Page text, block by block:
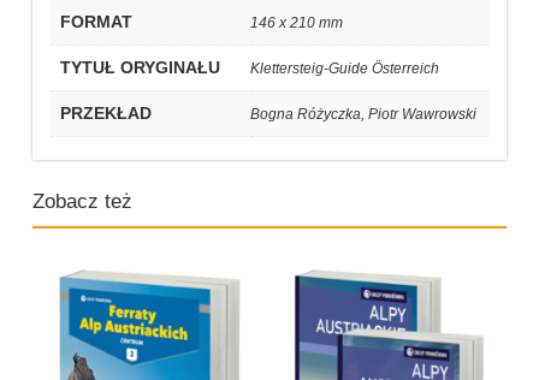
FORMAT 146 x 210 mm
TYTUŁ ORYGINAŁU Klettersteig-Guide Österreich
PRZEKŁAD Bogna Różyczka, Piotr Wawrowski
Zobacz też